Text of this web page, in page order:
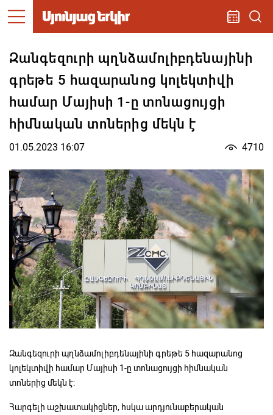
Զանգեզուրի պղնձամոլիբդենայինի
գրեթե 5 հազարանոց կոլեկտիվի
համար Մայիսի 1-ը տոնացույցի
հիմնական տոներից մեկն է
01.05.2023 16:07 4710
Զանգեզուրի պղնձամոլիբդենայինի գրեթե 5 հազարանոց
կոլեկտիվի համար Մայիսի 1-ը տոնացույցի հիմնական
տոներից մեկն է:
Հարգելի աշխատակիցներ, հսկա արդյունաբերական